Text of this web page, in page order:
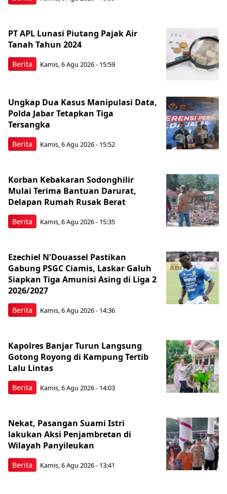
Berita
PT APL Lunasi Piutang Pajak Air
Tanah Tahun 2024
Kamis, 6 Agu 2026 - 15:59
Berita
Ungkap Dua Kasus Manipulasi Data,
Polda Jabar Tetapkan Tiga
Tersangka
Kamis, 6 Agu 2026 - 15:52
Berita
Korban Kebakaran Sodonghilir
Mulai Terima Bantuan Darurat,
Delapan Rumah Rusak Berat
Kamis, 6 Agu 2026 - 15:35
Berita
Ezechiel N'Douassel Pastikan
Gabung PSGC Ciamis, Laskar Galuh
Siapkan Tiga Amunisi Asing di Liga 2
2026/2027
Kamis, 6 Agu 2026 - 14:36
Berita
Kapolres Banjar Turun Langsung
Gotong Royong di Kampung Tertib
Lalu Lintas
Kamis, 6 Agu 2026 - 14:03
Berita
Nekat, Pasangan Suami Istri
lakukan Aksi Penjambretan di
Wilayah Panyileukan
Kamis, 6 Agu 2026 - 13:41